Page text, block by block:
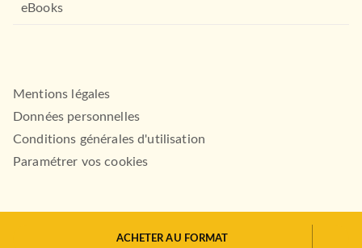
ACHETER AU FORMAT
eBooks
Mentions légales
Données personnelles
Conditions générales d'utilisation
Paramétrer vos cookies